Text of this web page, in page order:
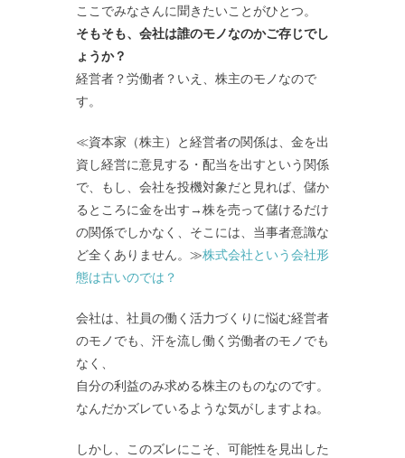
ここでみなさんに聞きたいことがひとつ。
そもそも、会社は誰のモノなのかご存じでし
ょうか？
経営者？労働者？いえ、株主のモノなので
す。
≪資本家（株主）と経営者の関係は、金を出
資し経営に意見する・配当を出すという関係
で、もし、会社を投機対象だと見れば、儲か
るところに金を出す→株を売って儲けるだけ
の関係でしかなく、そこには、当事者意識な
ど全くありません。≫株式会社という会社形
態は古いのでは？
会社は、社員の働く活力づくりに悩む経営者
のモノでも、汗を流し働く労働者のモノでも
なく、
自分の利益のみ求める株主のものなのです。
なんだかズレているような気がしますよね。
しかし、このズレにこそ、可能性を見出した